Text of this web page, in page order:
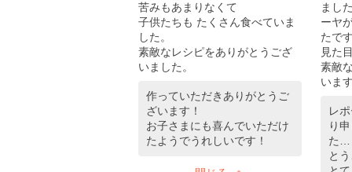
苦みもあまりなくて
子供たちも たくさん食べていま
した。
素敵なレシピをありがとうござ
いました。
作っていただきありがとうご
ざいます！
お子さまにも喜んでいただけ
たようでうれしいです！
まし
ーヤ
たです
見た
素敵
います
レ
り
た…
と